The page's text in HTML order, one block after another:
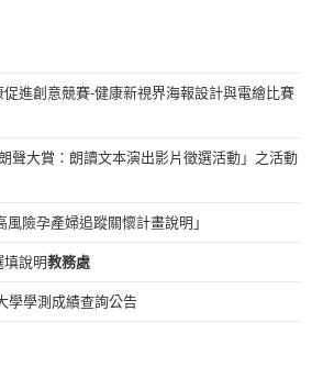
促進創意競賽-健康新視界海報設計與電繪比賽
聲大賞：朗讀文本演出影片徵選活動」之活動
險孕產婦追蹤關懷計畫說明」
填說明教務處
學學測成績查詢公告